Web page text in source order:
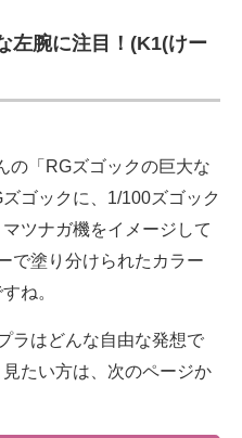
左腕に注目！(K1(けー
「RGズゴックの巨大な
ゴックに、1/100ズゴック
ツナガ機をイメージして
で塗り分けられたカラー
ね。
ラはどんな自由な発想で
たい方は、次のページか